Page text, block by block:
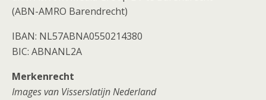
(ABN-AMRO Barendrecht)
IBAN: NL57ABNA0550214380
BIC: ABNANL2A
Merkenrecht
Images van Visserslatijn Nederland